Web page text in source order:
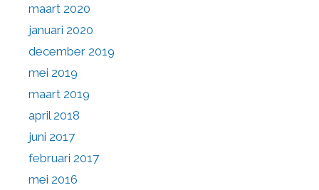
maart 2020
januari 2020
december 2019
mei 2019
maart 2019
april 2018
juni 2017
februari 2017
mei 2016